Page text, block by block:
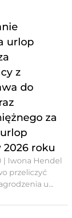
urlop
z
do
za
roku
| Iwona Hendel
przeliczyć
u...